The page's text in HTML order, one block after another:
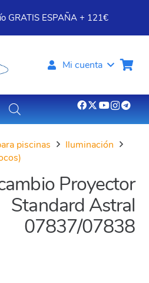
GRATIS ESPAÑA + 121€
Mi cuenta
piscinas
Iluminación
Proyector
Standard Astral
07837/07838